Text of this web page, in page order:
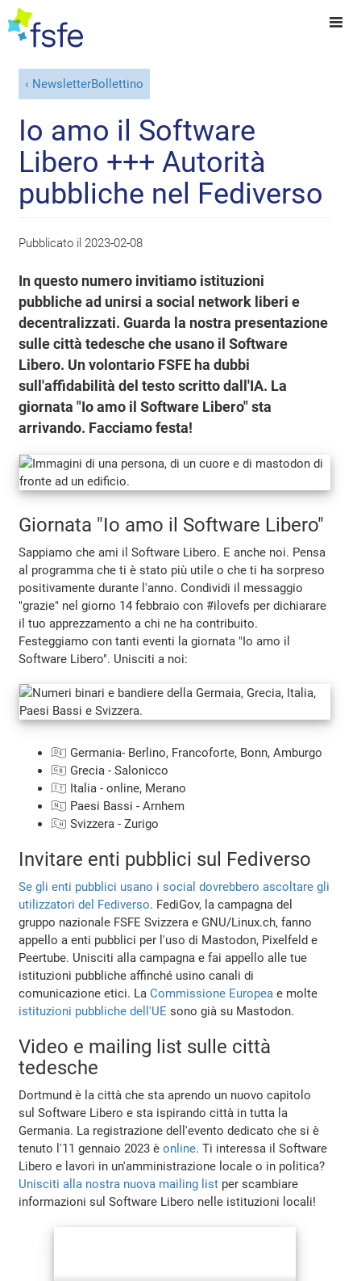
NewsletterBollettino
Io amo il Software
Libero +++ Autorità
pubbliche nel Fediverso
Pubblicato il 2023-02-08
In questo numero invitiamo istituzioni
pubbliche ad unirsi a social network liberi e
decentralizzati. Guarda la nostra presentazione
sulle città tedesche che usano il Software
Libero. Un volontario FSFE ha dubbi
sull'affidabilità del testo scritto dall'IA. La
giornata "Io amo il Software Libero" sta
arrivando. Facciamo festa!
Giornata "Io amo il Software Libero"
Sappiamo che ami il Software Libero. E anche noi. Pensa
al programma che ti è stato più utile o che ti ha sorpreso
positivamente durante l'anno. Condividi il messaggio
"grazie" nel giorno 14 febbraio con #ilovefs per dichiarare
il tuo apprezzamento a chi ne ha contribuito.
Festeggiamo con tanti eventi la giornata "Io amo il
Software Libero". Unisciti a noi:
🇩🇪 Germania- Berlino, Francoforte, Bonn, Amburgo
🇬🇷 Grecia - Salonicco
🇮🇹 Italia - online, Merano
🇳🇱 Paesi Bassi - Arnhem
🇨🇭 Svizzera - Zurigo
Invitare enti pubblici sul Fediverso
Se gli enti pubblici usano i social dovrebbero ascoltare gli
utilizzatori del Fediverso. FediGov, la campagna del
gruppo nazionale FSFE Svizzera e GNU/Linux.ch, fanno
appello a enti pubblici per l'uso di Mastodon, Pixelfeld e
Peertube. Unisciti alla campagna e fai appello alle tue
istituzioni pubbliche affinché usino canali di
comunicazione etici. LaCommissione Europeae molte
istituzioni pubbliche dell'UE sono già su Mastodon.
Video e mailing list sulle città
tedesche
Dortmund è la città che sta aprendo un nuovo capitolo
sul Software Libero e sta ispirando città in tutta la
Germania. La registrazione dell'evento dedicato che si è
tenuto l'11 gennaio 2023 èonline. Ti interessa il Software
Libero e lavori in un'amministrazione locale o in politica?
Unisciti alla nostra nuova mailing list per scambiare
informazioni sul Software Libero nelle istituzioni locali!